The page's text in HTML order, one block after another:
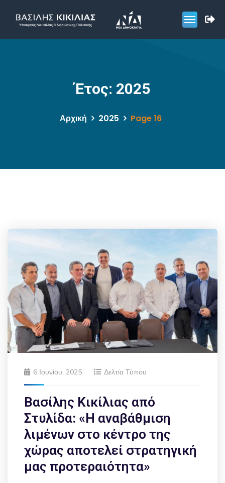
Έτος: 2025
Αρχική 2025 Page 16
6 Ιουνίου, 2025 Δελτία Τύπου
Βασίλης Κικίλιας από
Στυλίδα: «Η αναβάθμιση
λιμένων στο κέντρο της
χώρας αποτελεί στρατηγική
μας προτεραιότητα»